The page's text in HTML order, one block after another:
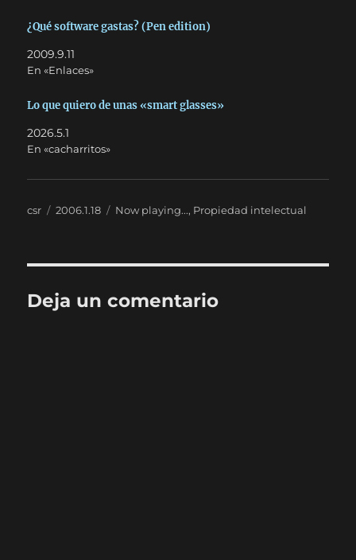
¿Qué software gastas? (Pen edition)
2009.9.11
En «Enlaces»
Lo que quiero de unas «smart glasses»
2026.5.1
En «cacharritos»
Autor
csr
Publicado
2006.1.18 Categorías
Now playing..., Propiedad intelectual
Deja un comentario